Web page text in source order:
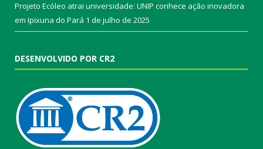
Projeto Ecóleo atrai universidade: UNIP conhece ação inovadora
em Ipixuna do Pará 1 de julho de 2025
DESENVOLVIDO POR CR2